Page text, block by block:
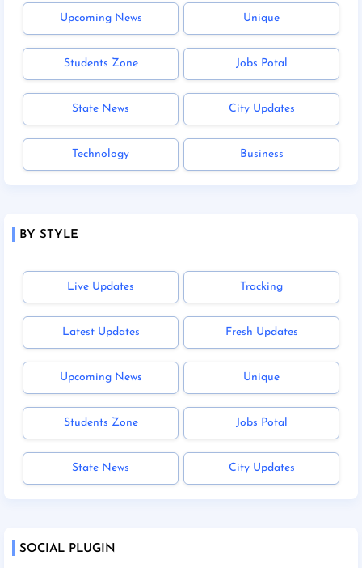
Upcoming News Unique
Students Zone Jobs Potal
State News City Updates
Technology Business
BY STYLE
Live Updates Tracking
Latest Updates Fresh Updates
Upcoming News Unique
Students Zone Jobs Potal
State News City Updates
SOCIAL PLUGIN